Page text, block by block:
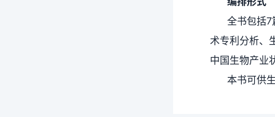
全书包括7
术专利分析、
中国生物产业
本书可供